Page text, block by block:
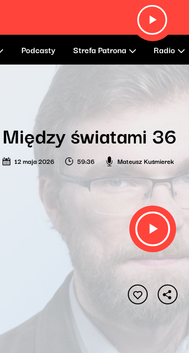
Podcasty Strefa Patrona Radio
Między światami 36
12 maja 2026 59:36 Mateusz Kuśmierek